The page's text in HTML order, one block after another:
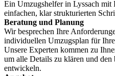
Ein Umzugshelfer in Lyssach
einfachen, klar strukturierten
Beratung und Planung
Wir besprechen Ihre
individuellen Umzugsplan für
Unsere Experten kommen zu
um alle Details zu klären und
entwickeln.